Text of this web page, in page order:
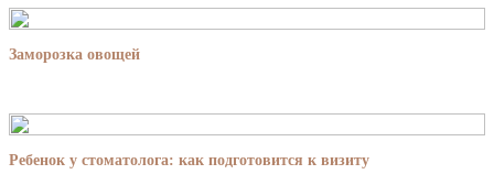
Заморозка овощей
Ребенок у стоматолога: как подготовится к визиту